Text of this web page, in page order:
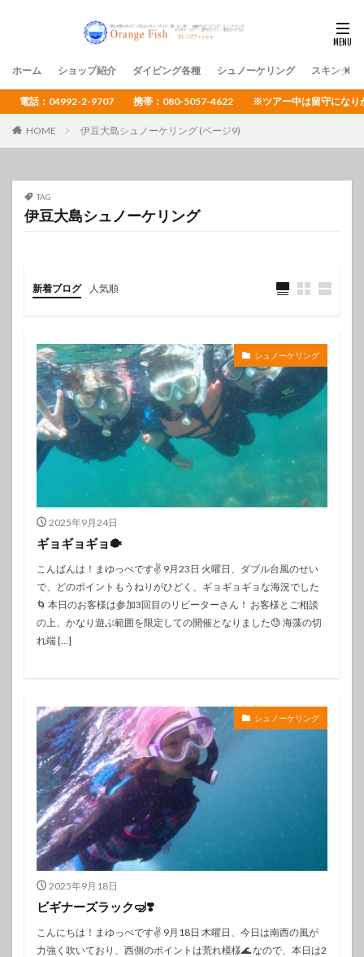
ホーム ショップ紹介 ダイビング各種 シュノーケリング スキンダイ
電話：04992-2-9707 携帯：080-5057-4622 ※ツアー中は留守になりがち
HOME 伊豆大島シュノーケリング (ページ9)
TAG
伊豆大島シュノーケリング
新着ブログ 人気順
シュノーケリング
2025年9月24日
ギョギョギョ🐡
こんばんは！まゆっぺです✌️ 9月23日 火曜日、ダブル台風のせい
で、どのポイントもうねりがひどく、ギョギョギョな海況でした
🌀 本日のお客様は参加3回目のリピーターさん！ お客様とご相談
の上、かなり遊ぶ範囲を限定しての開催となりました😓 海藻の切
れ端 […]
シュノーケリング
2025年9月18日
ビギナーズラック🤿❣️
こんにちは！まゆっぺです✌️ 9月18日 木曜日、今日は南西の風が
力強く吹いており、西側のポイントは荒れ模様🌊 なので、本日は2